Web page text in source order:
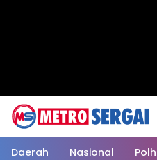
Daerah Nasional